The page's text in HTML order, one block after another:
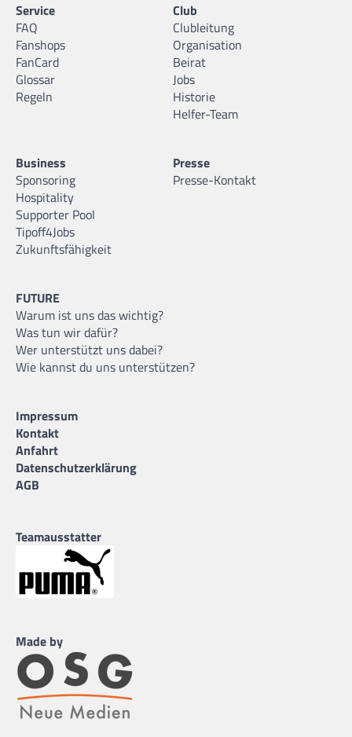
Service
FAQ
Fanshops
FanCard
Glossar
Regeln
Club
Clubleitung
Organisation
Beirat
Jobs
Historie
Helfer-Team
Business
Sponsoring
Hospitality
Supporter Pool
Tipoff4Jobs
Zukunftsfähigkeit
Presse
Presse-Kontakt
FUTURE
Warum ist uns das wichtig?
Was tun wir dafür?
Wer unterstützt uns dabei?
Wie kannst du uns unterstützen?
Impressum
Kontakt
Anfahrt
Datenschutzerklärung
AGB
Teamausstatter
Made by